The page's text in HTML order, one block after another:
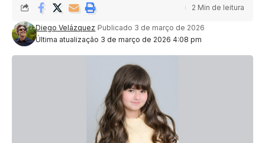
Última atualização 3 de março de 2026 4:08 pm
Diego Velázquez Publicado 3 de março de 2026
2 Min de leitura